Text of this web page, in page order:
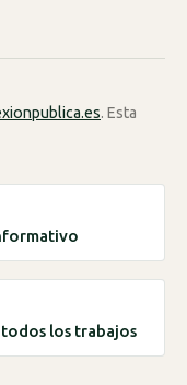
. Esta
los trabajos